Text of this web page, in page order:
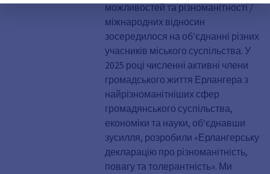
можливостей та різноманітності /
міжнародних відносин
зосередилося на об’єднанні різних
учасників міського суспільства. У
2025 році численні активні члени
громадського життя Ерлангера з
найрізноманітніших сфер
громадянського суспільства,
економіки та науки, об’єднавши
зусилля, розробили «Ерлангерську
декларацію про різноманітність,
повагу та толерантність». Ми